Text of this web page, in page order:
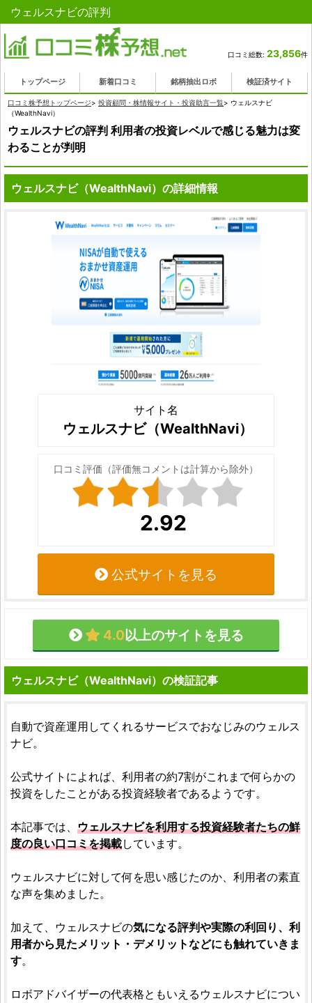
ウェルスナビの評判
口コミ総数: 23,856件
トップページ 新着口コミ 銘柄抽出ロボ 検証済サイト
口コミ株予想トップページ> 投資顧問・株情報サイト・投資助言一覧> ウェルスナビ
（WealthNavi）
ウェルスナビの評判 利用者の投資レベルで感じる魅力は変
わることが判明
ウェルスナビ（WealthNavi）の詳細情報
サイト名
ウェルスナビ（WealthNavi）
口コミ評価（評価無コメントは計算から除外）
2.92
公式サイトを見る
4.0以上のサイトを見る
ウェルスナビ（WealthNavi）の検証記事
自動で資産運用してくれるサービスでおなじみのウェルス
ナビ。
公式サイトによれば、利用者の約7割がこれまで何らかの
投資をしたことがある投資経験者であるようです。
本記事では、 ウェルスナビを利用する投資経験者たちの鮮
度の良い口コミを掲載しています。
ウェルスナビに対して何を思い感じたのか、利用者の素直
な声を集めました。
加えて、ウェルスナビの気になる評判や実際の利回り、利
用者から見たメリット・デメリットなどにも触れていきま
す。
ロボアドバイザーの代表格ともいえるウェルスナビについ